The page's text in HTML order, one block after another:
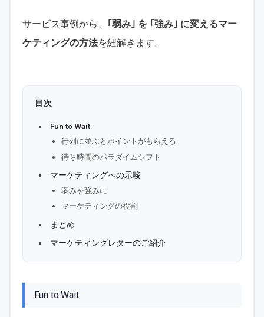
サービス事例から、
｢弱み｣ を ｢強み｣ に変えるマー
ケティングの方法を紐解きます。
目次
Fun to Wait
行列に並ぶとポイントがもらえる
待ち時間のパラダイムシフト
マーケティングへの示唆
弱みを強みに
マーケティングの役割
まとめ
マーケティングレターのご紹介
Fun to Wait